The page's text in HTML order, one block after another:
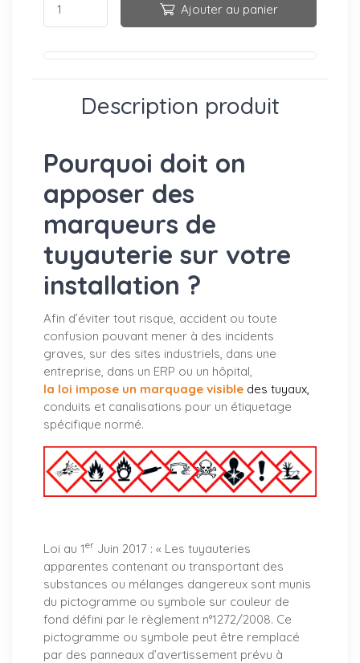
Ajouter au panier
Description produit
Pourquoi doit on
apposer des
marqueurs de
tuyauterie sur votre
installation ?
Afin d’éviter tout risque, accident ou toute
confusion pouvant mener à des incidents
graves, sur des sites industriels, dans une
entreprise, dans un ERP ou un hôpital,
la loi impose un marquage visible des tuyaux,
conduits et canalisations pour un étiquetage
spécifique normé.
Loi au 1er Juin 2017 : « Les tuyauteries
apparentes contenant ou transportant des
substances ou mélanges dangereux sont munis
du pictogramme ou symbole sur couleur de
fond défini par le règlement n°1272/2008. Ce
pictogramme ou symbole peut être remplacé
par des panneaux d’avertissement prévu à